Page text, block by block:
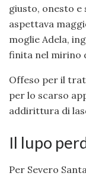
giusto, onesto
aspettava
moglie Adela,
finita nel mirino
Offeso per il
per lo scarso
addirittura di
Il lupo
Per Severo